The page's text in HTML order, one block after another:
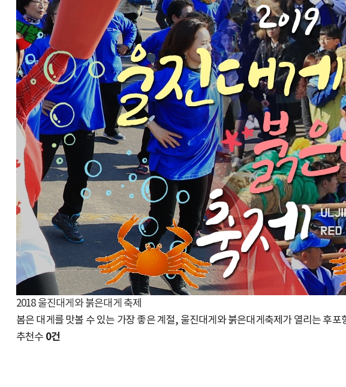
2018 울진대게와 붉은대게 축제
봄은 대게를 맛볼 수 있는 가장 좋은 계절, 울진대게와 붉은대게축제가 열리는 후
추천수 0건